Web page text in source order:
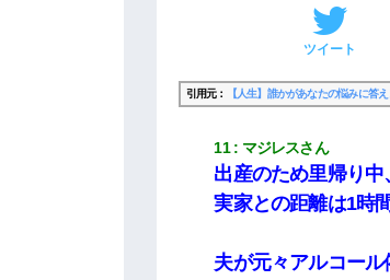
ツイート
引用元： 【人生】誰かがあなたの悩みに答え
11 マジレスさん
出産のため里帰り中
実家との距離は1時
夫が元々アルコー